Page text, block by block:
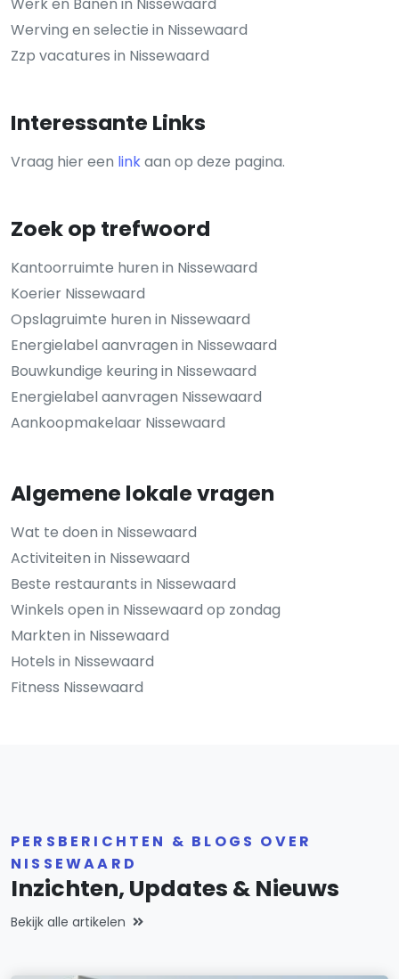
Werving en selectie in Nissewaard
Zzp vacatures in Nissewaard
Interessante Links
Vraag hier een linkaan op deze pagina.
Zoek op trefwoord
Kantoorruimte huren in Nissewaard
Koerier Nissewaard
Opslagruimte huren in Nissewaard
Energielabel aanvragen in Nissewaard
Bouwkundige keuring in Nissewaard
Energielabel aanvragen Nissewaard
Aankoopmakelaar Nissewaard
Algemene lokale vragen
Wat te doen in Nissewaard
Activiteiten in Nissewaard
Beste restaurants in Nissewaard
Winkels open in Nissewaard op zondag
Markten in Nissewaard
Hotels in Nissewaard
Fitness Nissewaard
PERSBERICHTEN & BLOGS OVER
NISSEWAARD
Inzichten, Updates & Nieuws
Bekijk alle artikelen